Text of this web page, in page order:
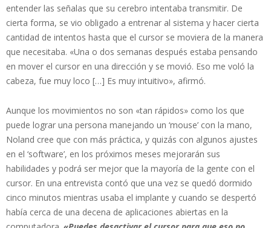
entender las señalas que su cerebro intentaba transmitir. De
cierta forma, se vio obligado a entrenar al sistema y hacer cierta
cantidad de intentos hasta que el cursor se moviera de la manera
que necesitaba. «Una o dos semanas después estaba pensando
en mover el cursor en una dirección y se movió. Eso me voló la
cabeza, fue muy loco […] Es muy intuitivo», afirmó.
Aunque los movimientos no son «tan rápidos» como los que
puede lograr una persona manejando un ‘mouse’ con la mano,
Noland cree que con más práctica, y quizás con algunos ajustes
en el ‘software’, en los próximos meses mejorarán sus
habilidades y podrá ser mejor que la mayoría de la gente con el
cursor. En una entrevista contó que una vez se quedó dormido
cinco minutos mientras usaba el implante y cuando se despertó
había cerca de una decena de aplicaciones abiertas en la